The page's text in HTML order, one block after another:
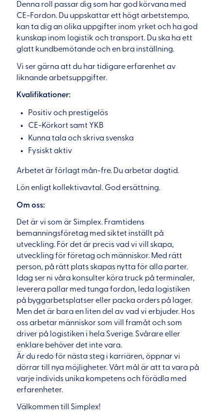
Denna roll passar dig som har god körvana med
CE-Fordon. Du uppskattar ett högt arbetstempo,
kan ta dig an olika uppgifter inom yrket och ha god
kunskap inom logistik och transport. Du ska ha ett
glatt kundbemötande och en bra inställning.
Vi ser gärna att du har tidigare erfarenhet av
liknande arbetsuppgifter.
Kvalifikationer:
Positiv och prestigelös
CE-Körkort samt YKB
Kunna tala och skriva svenska
Fysiskt aktiv
Arbetet är förlagt mån-fre. Du arbetar dagtid.
Lön enligt kollektivavtal. God ersättning.
Om oss:
Det är vi som är Simplex. Framtidens
bemanningsföretag med siktet inställt på
utveckling. För det är precis vad vi vill skapa,
utveckling för företag och människor. Med rätt
person, på rätt plats skapas nytta för alla parter.
Idag ser ni våra konsulter köra truck på terminaler,
leverera pallar med tunga fordon, leda logistiken
på byggarbetsplatser eller packa orders på lager.
Men det är bara en liten del av vad vi erbjuder. Hos
oss arbetar människor som vill framåt och som
driver på logistiken i hela Sverige. Svårare eller
enklare behöver det inte vara.
Är du redo för nästa steg i karriären, öppnar vi
dörrar till nya möjligheter. Vårt mål är att ta vara på
varje individs unika kompetens och förädla med
erfarenheter.
Välkommen till Simplex!